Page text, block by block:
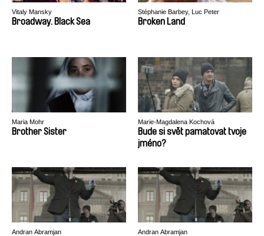
Vitaly Mansky
Broadway. Black Sea
Stéphanie Barbey, Luc Peter
Broken Land
Maria Mohr
Brother Sister
Marie-Magdalena Kochová
Bude si svět pamatovat tvoje
jméno?
Andran Abramjan Andran Abramjan